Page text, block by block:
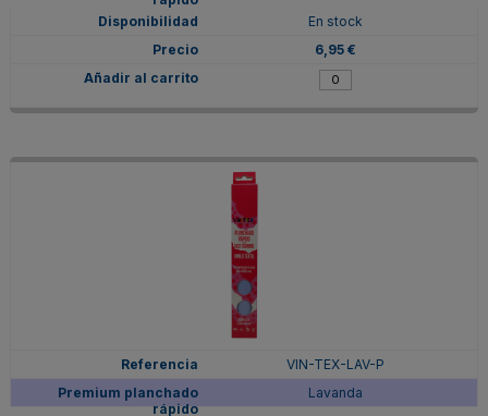
En stock
6,95 €
VIN-TEX-LAV-P
Lavanda